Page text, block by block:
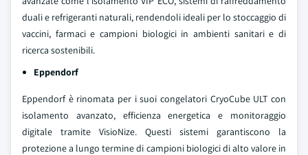
duali e refrigeranti naturali, rendendoli ideali per lo stoccaggio di
vaccini, farmaci e campioni biologici in ambienti sanitari e di
ricerca sostenibili.
Eppendorf
Eppendorf è rinomata per i suoi congelatori CryoCube ULT con
isolamento avanzato, efficienza energetica e monitoraggio
digitale tramite VisioNize. Questi sistemi garantiscono la
protezione a lungo termine di campioni biologici di alto valore in